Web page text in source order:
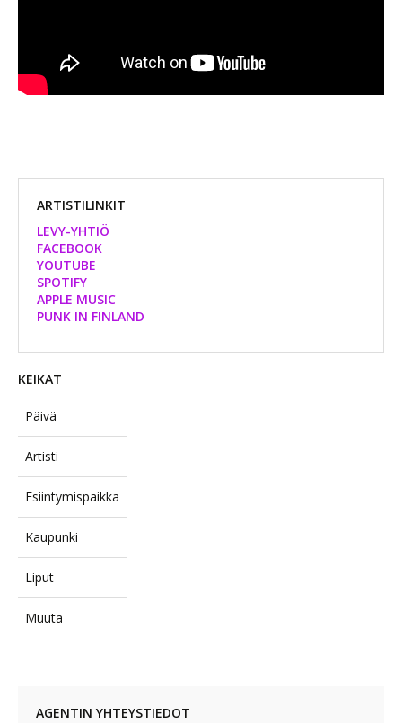
ARTISTILINKIT
LEVY-YHTIÖ
FACEBOOK
YOUTUBE
SPOTIFY
APPLE MUSIC
PUNK IN FINLAND
KEIKAT
Päivä
Artisti
Esiintymispaikka
Kaupunki
Liput
Muuta
AGENTIN YHTEYSTIEDOT